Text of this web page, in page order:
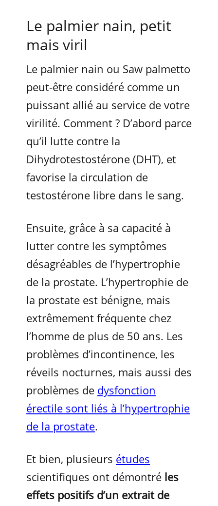
Le palmier nain, petit
mais viril
Le palmier nain ou Saw palmetto
peut-être considéré comme un
puissant allié au service de votre
virilité. Comment ? D’abord parce
qu’il lutte contre la
Dihydrotestostérone (DHT), et
favorise la circulation de
testostérone libre dans le sang.
Ensuite, grâce à sa capacité à
lutter contre les symptômes
désagréables de l’hypertrophie
de la prostate. L’hypertrophie de
la prostate est bénigne, mais
extrêmement fréquente chez
l’homme de plus de 50 ans. Les
problèmes d’incontinence, les
réveils nocturnes, mais aussi des
problèmes de dysfonction
érectile sont liés à l’hypertrophie
de la prostate.
Et bien, plusieurs études
scientifiques ont démontré les
effets positifs d’un extrait de